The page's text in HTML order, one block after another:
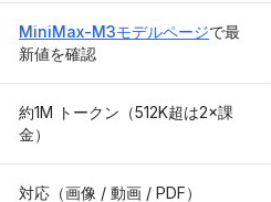
MiniMax-M3モデルページで最
新値を確認
約1M トークン（512K超は2×課
金）
対応（画像 / 動画 / PDF）